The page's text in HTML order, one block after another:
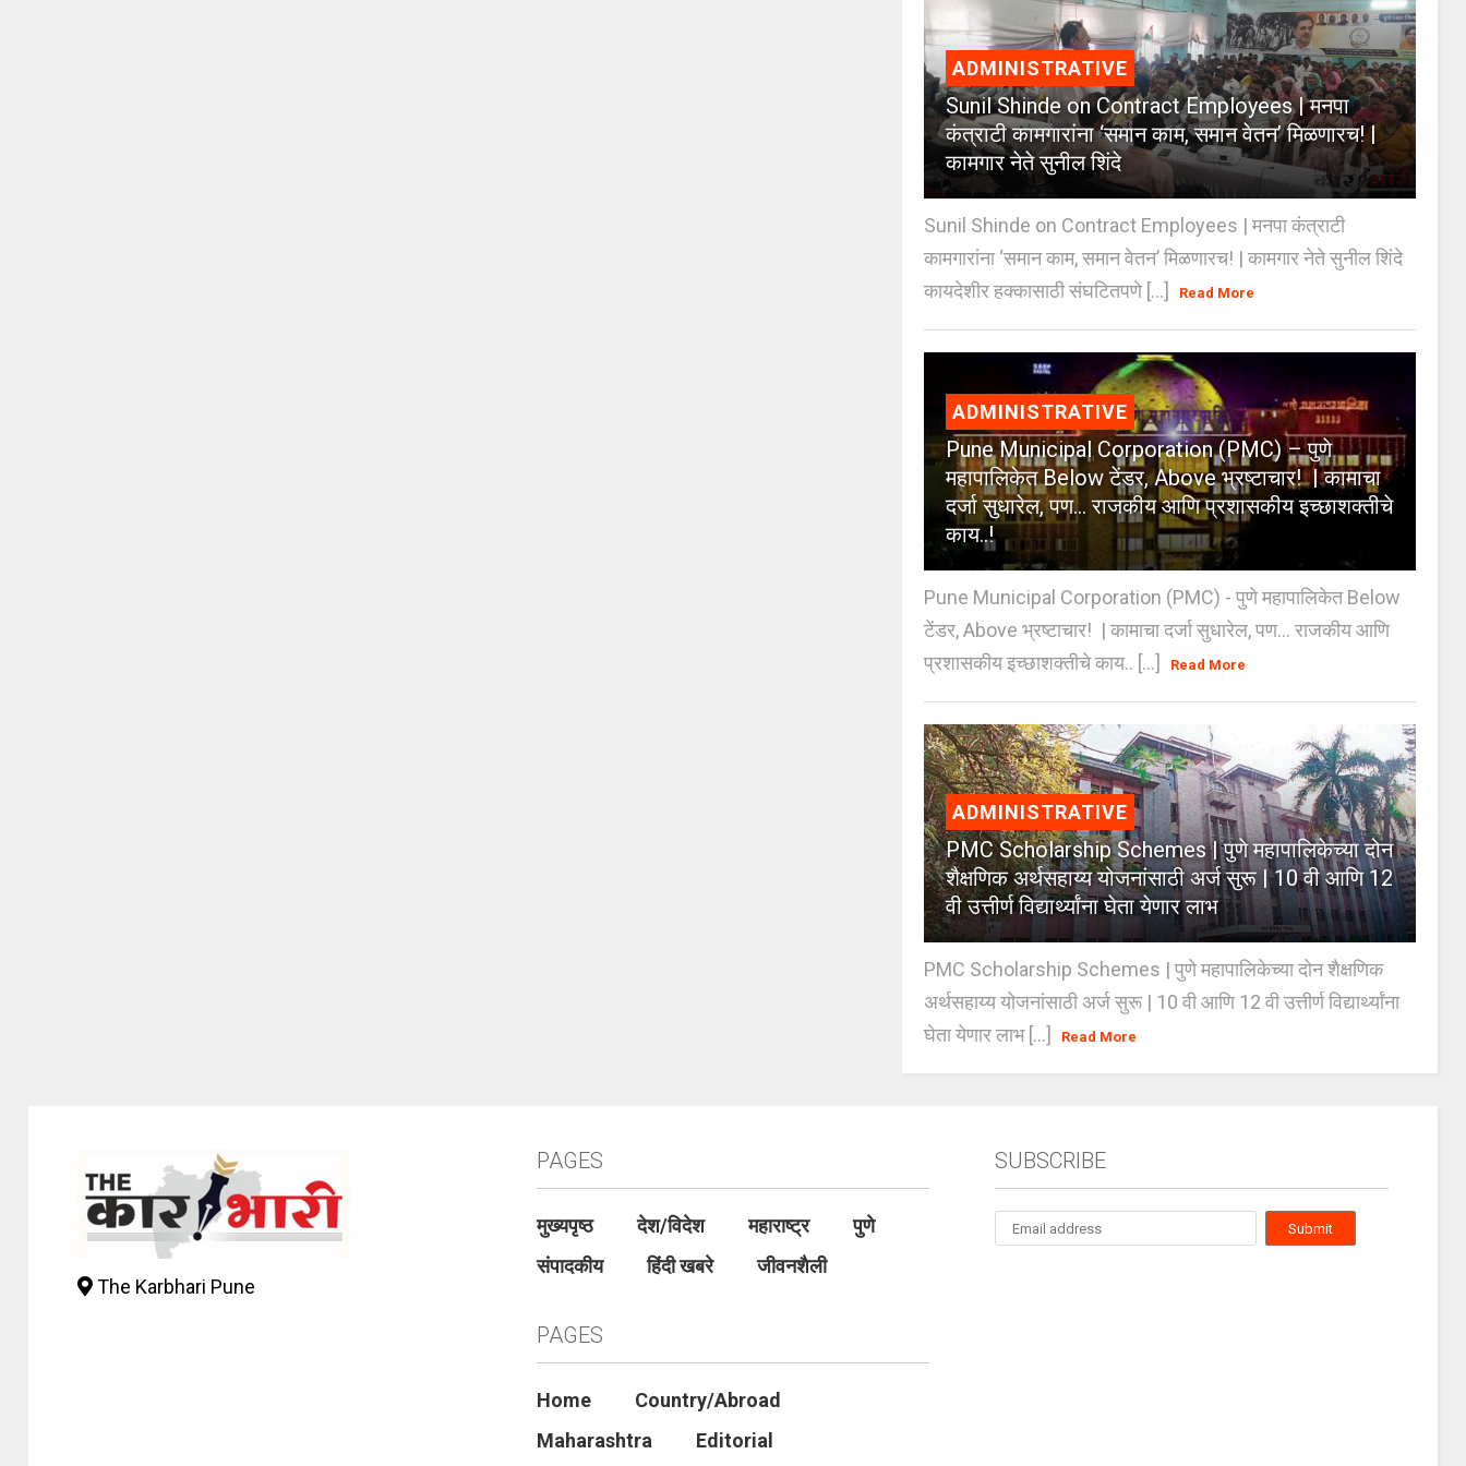
ADMINISTRATIVE
Sunil Shinde on Contract Employees | मनपा
कंत्राटी कामगारांना ‘समान काम, समान वेतन’ मिळणारच! |
कामगार नेते सुनील शिंदे
Sunil Shinde on Contract Employees | मनपा कंत्राटी
कामगारांना ‘समान काम, समान वेतन’ मिळणारच! | कामगार नेते सुनील शिंदे
कायदेशीर हक्कासाठी संघटितपणे [...]
Read More
ADMINISTRATIVE
Pune Municipal Corporation (PMC) – पुणे
महापालिकेत Below टेंडर, Above भ्रष्टाचार! | कामाचा
दर्जा सुधारेल, पण… राजकीय आणि प्रशासकीय इच्छाशक्तीचे
काय..!
Pune Municipal Corporation (PMC) - पुणे महापालिकेत Below
टेंडर, Above भ्रष्टाचार! | कामाचा दर्जा सुधारेल, पण… राजकीय आणि
प्रशासकीय इच्छाशक्तीचे काय.. [...]
Read More
ADMINISTRATIVE
PMC Scholarship Schemes | पुणे महापालिकेच्या दोन
शैक्षणिक अर्थसहाय्य योजनांसाठी अर्ज सुरू | 10 वी आणि 12
वी उत्तीर्ण विद्यार्थ्यांना घेता येणार लाभ
PMC Scholarship Schemes | पुणे महापालिकेच्या दोन शैक्षणिक
अर्थसहाय्य योजनांसाठी अर्ज सुरू | 10 वी आणि 12 वी उत्तीर्ण विद्यार्थ्यांना
घेता येणार लाभ [...]
Read More
The Karbhari Pune
PAGES
मुख्यपृष्ठ देश/विदेश महाराष्ट्र
पुणे
संपादकीय
हिंदी खबरे जीवनशैली
PAGES
Home
Country/Abroad
Maharashtra
Editorial
SUBSCRIBE